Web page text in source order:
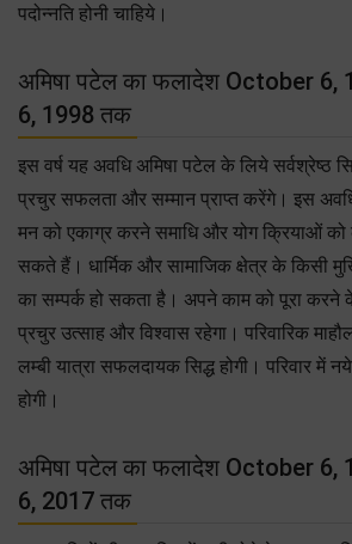
पदोन्नति होनी चाहिये।
अमिषा पटेल का फलादेश October
6, 1998 तक
इस वर्ष यह अवधि अमिषा पटेल के लिये सर्वश्रेष्ठ
प्रचुर सफलता और सम्मान प्राप्त करेंगे। इस
मन को एकाग्र करने समाधि और योग क्रियाओं
सकते हैं। धार्मिक और सामाजिक क्षेत्र के किसी
का सम्पर्क हो सकता है। अपने काम को पूरा करने
प्रचुर उत्साह और विश्वास रहेगा। परिवारिक
लम्बी यात्रा सफलदायक सिद्ध होगी। परिवार में
होगी।
अमिषा पटेल का फलादेश October
6, 2017 तक